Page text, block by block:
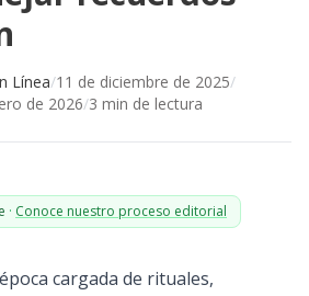
Línea/11 de diciembre de 2025/
de 2026/3 min de lectura
· Conoce nuestro proceso editorial
cargada de rituales,